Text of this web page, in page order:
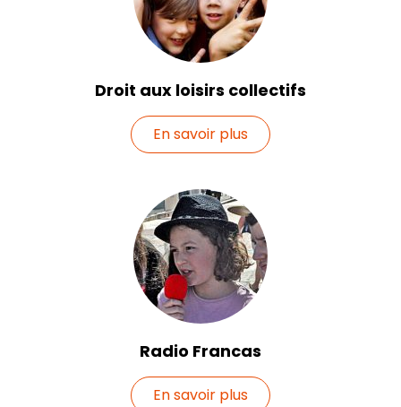
Droit aux loisirs collectifs
En savoir plus
Radio Francas
En savoir plus